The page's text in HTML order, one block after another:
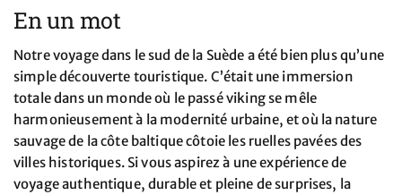
En un mot
Notre voyage dans le sud de la Suède a été bien plus qu’une
simple découverte touristique. C’était une immersion
totale dans un monde où le passé viking se mêle
harmonieusement à la modernité urbaine, et où la nature
sauvage de la côte baltique côtoie les ruelles pavées des
villes historiques. Si vous aspirez à une expérience de
voyage authentique, durable et pleine de surprises, la